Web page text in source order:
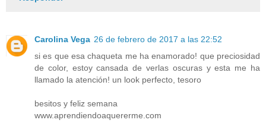
Carolina Vega 26 de febrero de 2017 a las 22:52
si es que esa chaqueta me ha enamorado! que preciosidad
de color, estoy cansada de verlas oscuras y esta me ha
llamado la atención! un look perfecto, tesoro
besitos y feliz semana
www.aprendiendoaquererme.com